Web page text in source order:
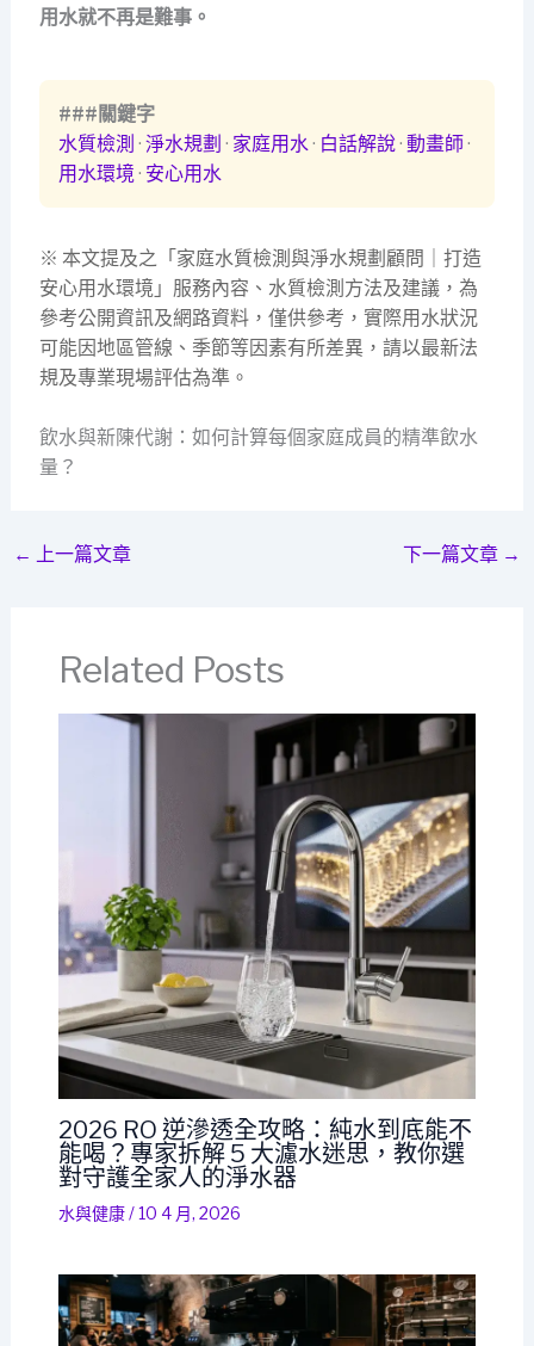
用水就不再是難事。
###關鍵字
水質檢測 · 淨水規劃 · 家庭用水 · 白話解說· 動畫師·
用水環境 · 安心用水
※ 本文提及之「家庭水質檢測與淨水規劃顧問｜打造
安心用水環境」服務內容、水質檢測方法及建議，為
參考公開資訊及網路資料，僅供參考，實際用水狀況
可能因地區管線、季節等因素有所差異，請以最新法
規及專業現場評估為準。
飲水與新陳代謝：如何計算每個家庭成員的精準飲水
量？
← 上一篇文章 下一篇文章 →
Related Posts
2026 RO 逆滲透全攻略：純水到底能不
能喝？專家拆解 5 大濾水迷思，教你選
對守護全家人的淨水器
水與健康/10 4 月, 2026